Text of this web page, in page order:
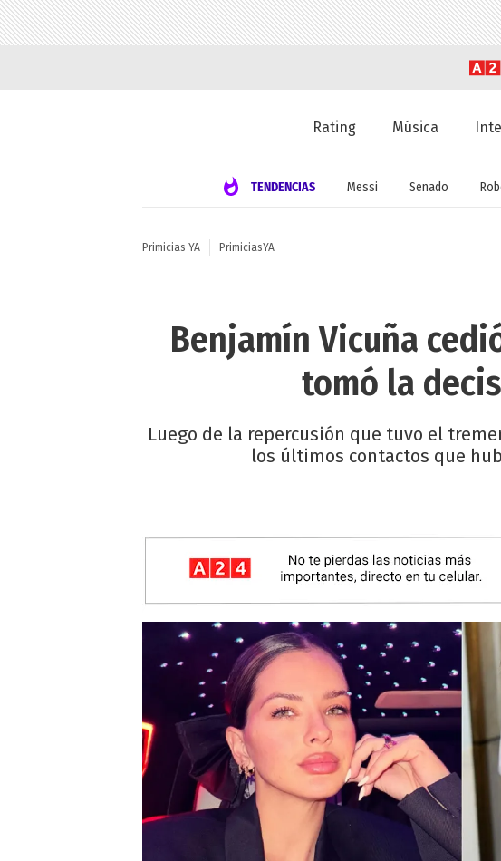
Rating Música
TENDENCIAS Messi Senado
Primicias YA PrimiciasYA
Benjamín Vicuña
tomó la
Luego de la repercusión que tuvo el
los últimos contactos que